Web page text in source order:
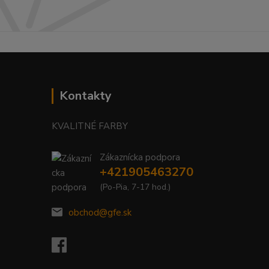
Kontakty
KVALITNÉ FARBY
Zákaznícka podpora
+421905463270
(Po-Pia, 7-17 hod.)
obchod@gfe.sk